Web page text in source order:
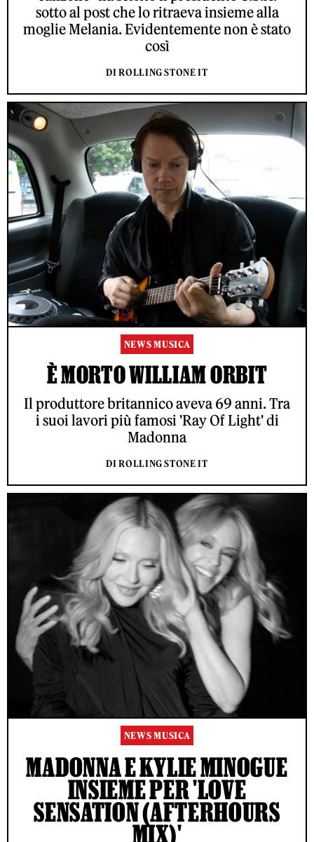
sotto al post che lo ritraeva insieme alla
moglie Melania. Evidentemente non è stato
così
DI ROLLING STONE IT
NEWS MUSICA
È MORTO WILLIAM ORBIT
Il produttore britannico aveva 69 anni. Tra
i suoi lavori più famosi 'Ray Of Light' di
Madonna
DI ROLLING STONE IT
NEWS MUSICA
MADONNA E KYLIE MINOGUE
INSIEME PER 'LOVE
SENSATION (AFTERHOURS
MIX)'